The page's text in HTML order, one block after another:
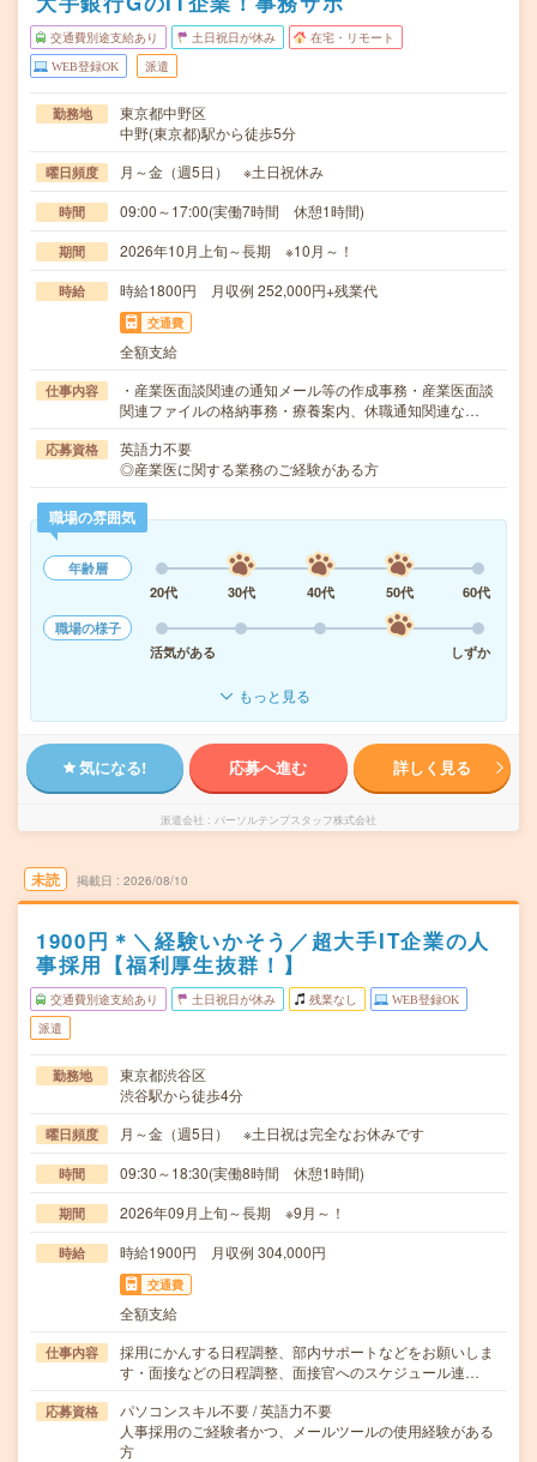
交通費別途支給あり 土日祝日が休み 在宅・リモート
WEB登録OK 派遣
勤務地
東京都中野区
中野(東京都)駅から徒歩5分
曜日頻度 月～金（週5日） ※土日祝休み
時間 09:00～17:00(実働7時間 休憩1時間)
期間 2026年10月上旬～長期 ※10月～！
時給 時給1800円 月収例 252,000円+残業代
交通費
全額支給
仕事内容
・産業医面談関連の通知メール等の作成事務・産業医面談
関連ファイルの格納事務・療養案内、休職通知関連な…
応募資格
英語力不要
◎産業医に関する業務のご経験がある方
職場の雰囲気
年齢層
20代
30代 40代 50代
60代
職場の様子
活気がある
しずか
もっと見る
気になる! 応募へ進む 詳しく見る
派遣会社 パーソルテンプスタッフ株式会社
未読 掲載日 2026/08/10
1900円＊＼経験いかそう／超大手IT企業の人
事採用【福利厚生抜群！】
交通費別途支給あり 土日祝日が休み 残業なし WEB登録OK
派遣
勤務地
東京都渋谷区
渋谷駅から徒歩4分
曜日頻度 月～金（週5日） ※土日祝は完全なお休みです
時間 09:30～18:30(実働8時間 休憩1時間)
期間 2026年09月上旬～長期 ※9月～！
時給 時給1900円 月収例 304,000円
交通費
全額支給
仕事内容
採用にかんする日程調整、部内サポートなどをお願いしま
す・面接などの日程調整、面接官へのスケジュール連…
応募資格
パソコンスキル不要 / 英語力不要
人事採用のご経験者かつ、メールツールの使用経験がある
方